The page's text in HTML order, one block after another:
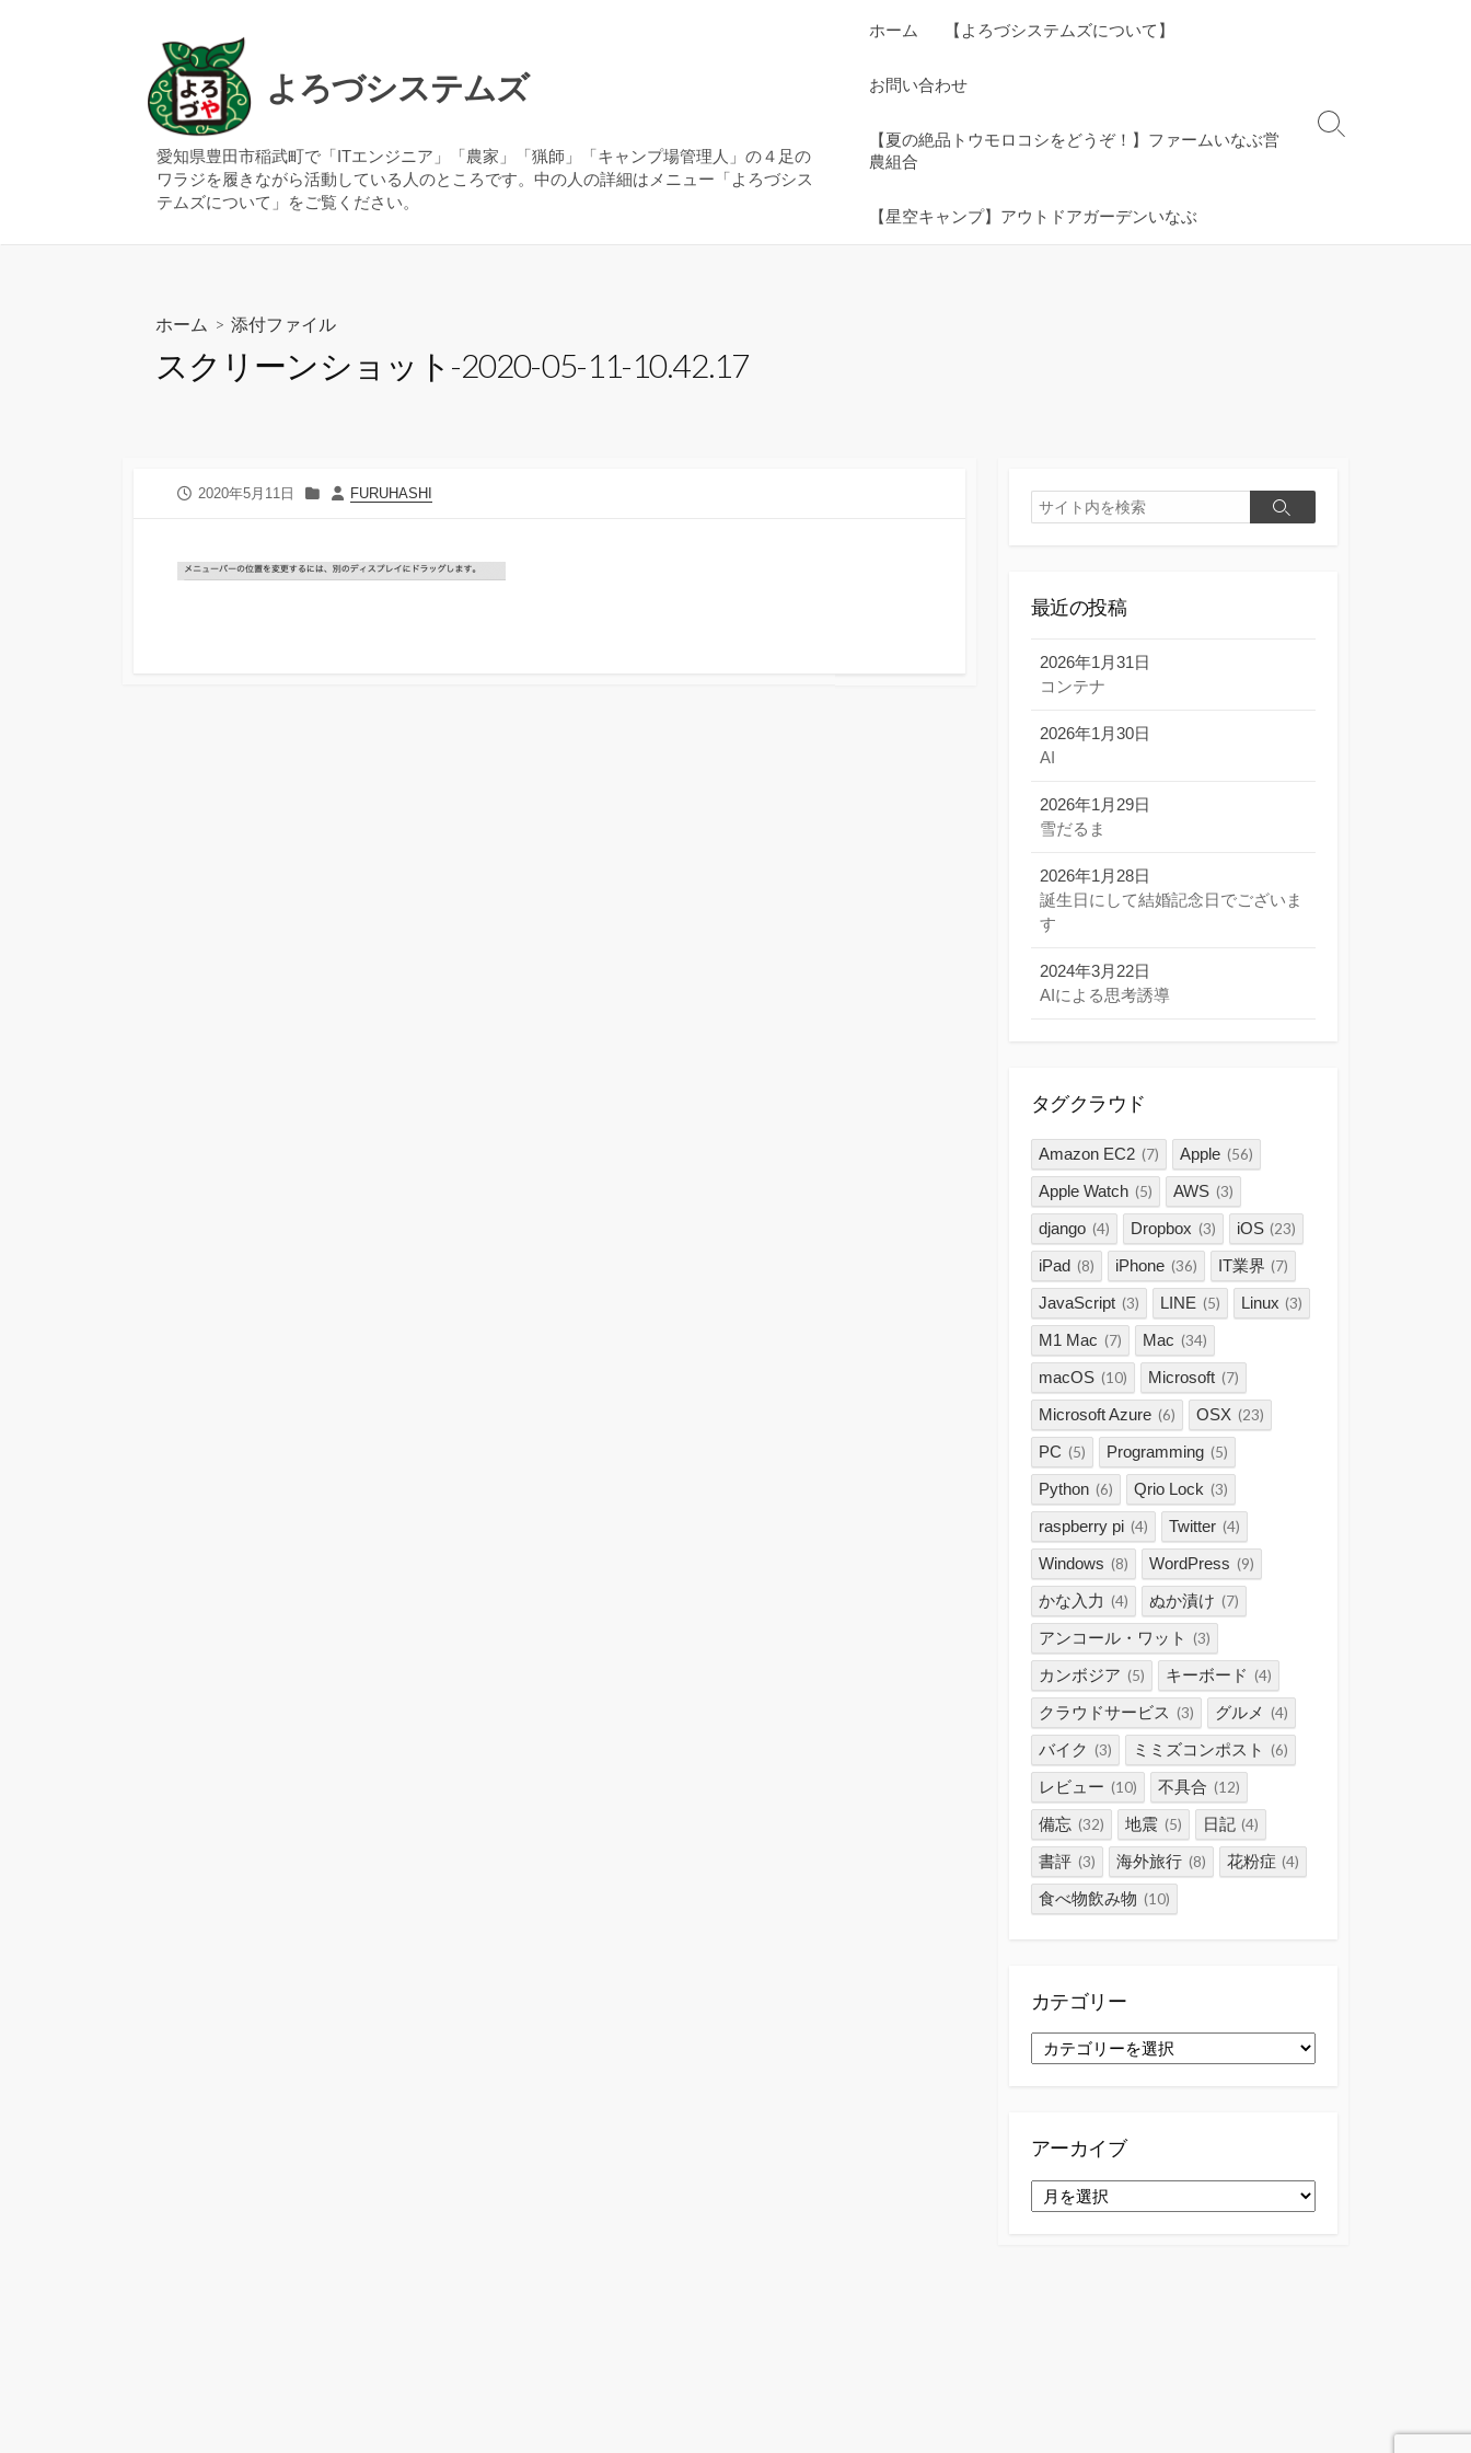
ッ
よろづシステムズ
愛知県豊田市稲武町で「ITエンジニア」「農家」「猟師」「キャンプ場管理人」の４足の
ワラジを履きながら活動している人のところです。中の人の詳細はメニュー「よろづシス
テムズについて」をご覧ください。
ホーム 【よろづシステムズについて】
お問い合わせ
【夏の絶品トウモロコシをどうぞ！】ファームいなぶ営
農組合
【星空キャンプ】アウトドアガーデンいなぶ
検
ホーム > 添付ファイル
スクリーンショット-2020-05-11-10.42.17
公
2020年5月11日
カ
ー
投
FURUHASHI
検
索
検
最近の投稿
2026年1月31日
コンテナ
2026年1月30日
AI
2026年1月29日
雪だるま
2026年1月28日
誕生日にして結婚記念日でございま
す
2024年3月22日
AIによる思考誘導
タグクラウド
Amazon EC2 (7) Apple (56)
Apple Watch (5) AWS (3)
django (4) Dropbox (3) iOS (23)
iPad (8) iPhone (36) IT業界 (7)
JavaScript (3) LINE (5) Linux (3)
M1 Mac (7) Mac (34)
macOS (10) Microsoft (7)
Microsoft Azure (6) OSX (23)
PC (5) Programming (5)
Python (6) Qrio Lock (3)
raspberry pi (4) Twitter (4)
Windows (8) WordPress (9)
かな入力 (4) ぬか漬け (7)
アンコール・ワット (3)
カンボジア (5) キーボード (4)
クラウドサービス (3) グルメ (4)
バイク (3) ミミズコンポスト (6)
レビュー (10) 不具合 (12)
備忘 (32) 地震 (5) 日記 (4)
書評 (3) 海外旅行 (8) 花粉症 (4)
食べ物飲み物 (10)
カテゴリー
カ
テ
アーカイブ
ー